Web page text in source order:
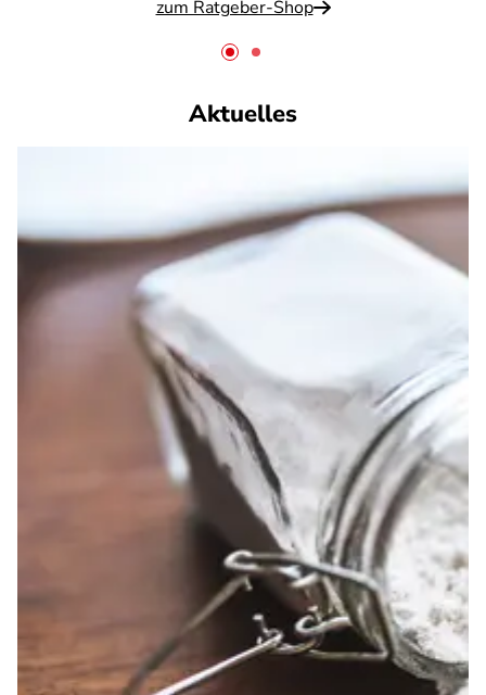
zum Ratgeber-Shop
Aktuelles